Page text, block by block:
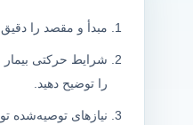
مبدأ و مقصد را دقیق
شرایط حرکتی
را توضیح دهید.
نیازهای توصیه‌شده